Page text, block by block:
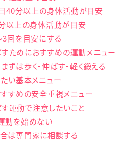
40分以上の身体活動が目安
以上の身体活動が目安
回を目安にする
ためにおすすめの運動メニュー
ずは歩く・伸ばす・軽く鍛える
い基本メニュー
すめの安全重視メニュー
運動で注意したいこと
動を始めない
は専門家に相談する